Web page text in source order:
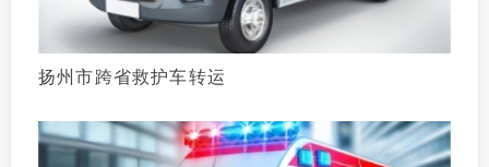
扬州市跨省救护车转运